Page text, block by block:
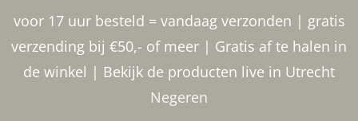
voor 17 uur besteld = vandaag verzonden | gratis
verzending bij €50,- of meer | Gratis af te halen in
de winkel | Bekijk de producten live in Utrecht
Negeren
Ga naar inhoud